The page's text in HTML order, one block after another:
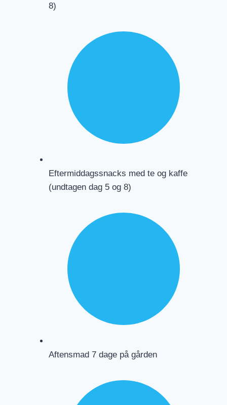
8)
Eftermiddagssnacks med te og kaffe
(undtagen dag 5 og 8)
Aftensmad 7 dage på gården